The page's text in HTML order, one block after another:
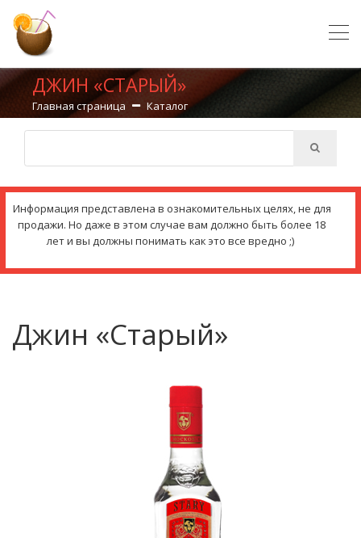
ДЖИН «СТАРЫЙ»
Главная страница Каталог
Информация представлена в ознакомительных целях, не для
продажи. Но даже в этом случае вам должно быть более 18
лет и вы должны понимать как это все вредно ;)
Джин «Старый»